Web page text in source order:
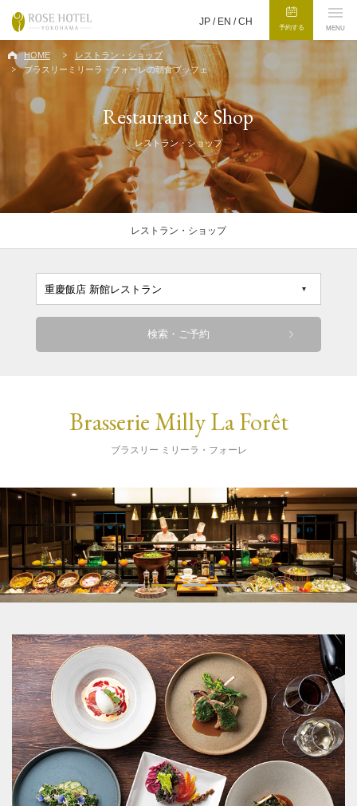
JP / EN /CH
予約する MENU
HOME
レストラン・ショップ
ブラスリーミリーラ・フォーレの朝食ブッフェ
Restaurant & Shop
レストラン・ショップ
レストラン・ショップ
検索・ご予約
Brasserie Milly La Forêt
ブラスリー ミリーラ・フォーレ